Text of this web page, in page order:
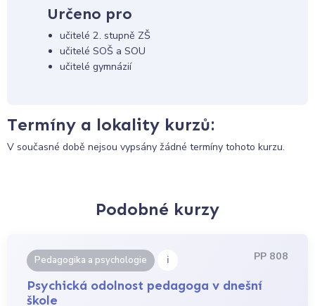
Určeno pro
učitelé 2. stupně ZŠ
učitelé SOŠ a SOU
učitelé gymnázií
Termíny a lokality kurzů:
V současné době nejsou vypsány žádné termíny tohoto kurzu.
Podobné kurzy
Pedagogika a psychologie i PP 808
Psychická odolnost pedagoga v dnešní
škole